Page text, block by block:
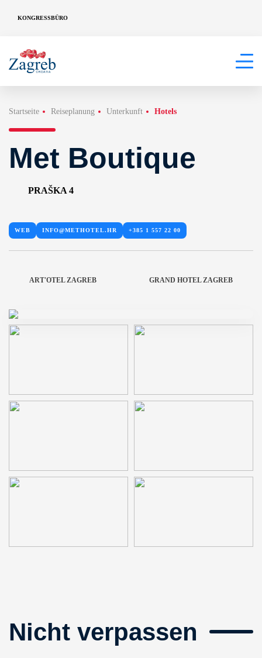
KONGRESSBÜRO
Startseite Reiseplanung Unterkunft Hotels
Met Boutique
PRAŠKA 4
WEB INFO@METHOTEL.HR +385 1 557 22 00
ART'OTEL ZAGREB GRAND HOTEL ZAGREB
Nicht verpassen